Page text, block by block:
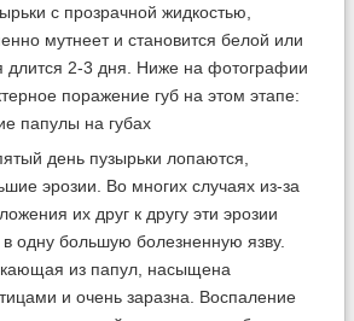
с прозрачной жидкостью,
мутнеет и становится белой или
длится 2-3 дня. Ниже на фотографии
поражение губ на этом этапе:
день пузырьки лопаются,
эрозии. Во многих случаях из-за
их друг к другу эти эрозии
одну большую болезненную язву.
из папул, насыщена
и очень заразна. Воспаление